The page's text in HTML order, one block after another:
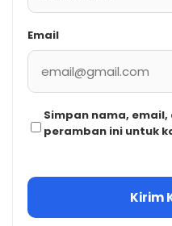
Email
Simpan nama,
peramban ini untuk